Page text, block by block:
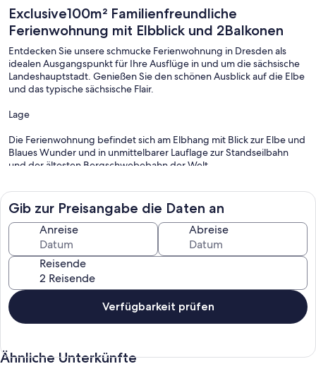
Exclusive100m² Familienfreundliche
Ferienwohnung mit Elbblick und 2Balkonen
Entdecken Sie unsere schmucke Ferienwohnung in Dresden als
idealen Ausgangspunkt für Ihre Ausflüge in und um die sächsische
Landeshauptstadt. Genießen Sie den schönen Ausblick auf die Elbe
und das typische sächsische Flair.
Lage
Die Ferienwohnung befindet sich am Elbhang mit Blick zur Elbe und
Blaues Wunder und in unmittelbarer Lauflage zur Standseilbahn
und der ältesten Bergschwebebahn der Welt.
In der Umgebung finden Sie gute Restaurants, Cafés, Elb-
Biergärten und den romantischen Elbhang-Weingarten des
Winzers Müller.
Für sportliche Aktivitäten bietet sich der Elb-Rad-Weg und die
Dresdner-Heide an.
Um Dresden zu erkunden, starten Sie am besten vom Haltepunkt
der Dresdner Stadtrundfahrt vor Ort.
Die nächste Bushaltestelle der öffentlichen Verkehrsbetriebe ist nur
So ist unsere Ferienwohnung ausgestattet:
Gib zur Preisangabe die Daten an
Anreise Abreise
Reisende
Verfügbarkeit prüfen
Ähnliche Unterkünfte